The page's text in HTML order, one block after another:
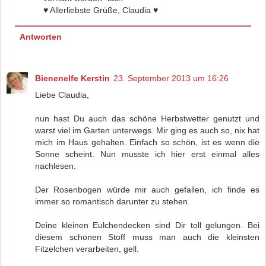
♥ Allerliebste Grüße, Claudia ♥
Antworten
Bienenelfe Kerstin 23. September 2013 um 16:26
Liebe Claudia,
nun hast Du auch das schöne Herbstwetter genutzt und
warst viel im Garten unterwegs. Mir ging es auch so, nix hat
mich im Haus gehalten. Einfach so schön, ist es wenn die
Sonne scheint. Nun musste ich hier erst einmal alles
nachlesen.
Der Rosenbogen würde mir auch gefallen, ich finde es
immer so romantisch darunter zu stehen.
Deine kleinen Eulchendecken sind Dir toll gelungen. Bei
diesem schönen Stoff muss man auch die kleinsten
Fitzelchen verarbeiten, gell.